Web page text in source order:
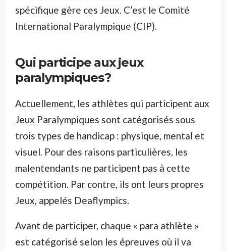
spécifique gère ces Jeux. C’est le Comité
International Paralympique (CIP).
Qui participe aux jeux
paralympiques ?
Actuellement, les athlètes qui participent aux
Jeux Paralympiques sont catégorisés sous
trois types de handicap : physique, mental et
visuel. Pour des raisons particulières, les
malentendants ne participent pas à cette
compétition. Par contre, ils ont leurs propres
Jeux, appelés Deaflympics.
Avant de participer, chaque « para athlète »
est catégorisé selon les épreuves où il va